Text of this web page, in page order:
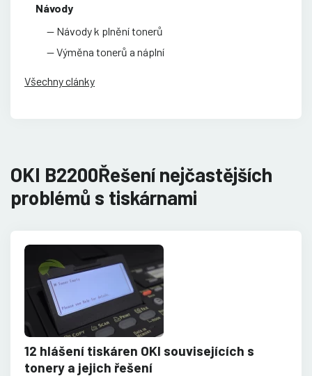
Návody
Návody k plnění tonerů
Výměna tonerů a náplní
Všechny clánky
OKI B2200Řešení nejčastějších
problémů s tiskárnami
12 hlášení tiskáren OKI souvisejících s
tonery a jejich řešení